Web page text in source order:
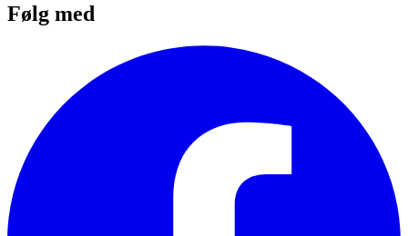
Følg med